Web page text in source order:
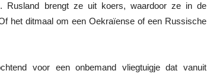
Rusland brengt ze uit koers, waardoor ze in de
het ditmaal om een Oekraïense of een Russische
voor een onbemand vliegtuigje dat vanuit